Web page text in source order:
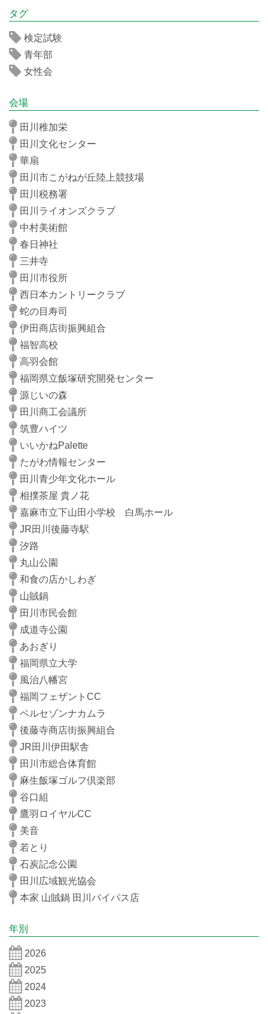
タグ
検定試験
青年部
女性会
会場
田川稚加栄
田川文化センター
華扇
田川市こがねが丘陸上競技場
田川税務署
田川ライオンズクラブ
中村美術館
春日神社
三井寺
田川市役所
西日本カントリークラブ
蛇の目寿司
伊田商店街振興組合
福智高校
高羽会館
福岡県立飯塚研究開発センター
源じいの森
田川商工会議所
筑豊ハイツ
いいかねPalette
たがわ情報センター
田川青少年文化ホール
相撲茶屋 貴ノ花
嘉麻市立下山田小学校 白馬ホール
JR田川後藤寺駅
汐路
丸山公園
和食の店かしわぎ
山賊鍋
田川市民会館
成道寺公園
あおぎり
福岡県立大学
風治八幡宮
福岡フェザントCC
ベルセゾンナカムラ
後藤寺商店街振興組合
JR田川伊田駅舎
田川市総合体育館
麻生飯塚ゴルフ倶楽部
谷口組
鷹羽ロイヤルCC
美音
若とり
石炭記念公園
田川広域観光協会
本家 山賊鍋 田川バイパス店
年別
2026
2025
2024
2023